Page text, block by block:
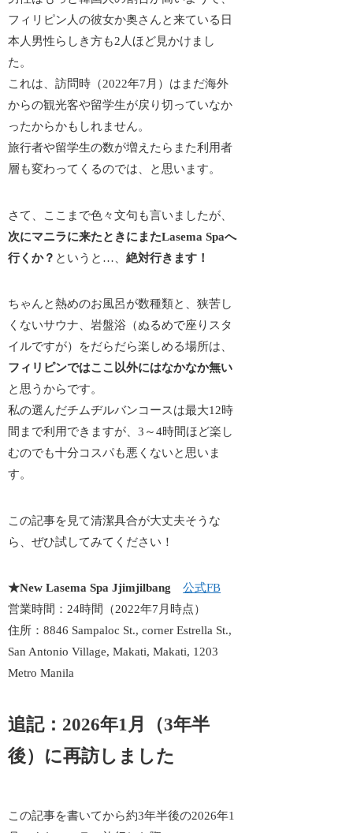
フィリピン人の彼女か奥さんと来ている日
本人男性らしき方も2人ほど見かけまし
た。
これは、訪問時（2022年7月）はまだ海外
からの観光客や留学生が戻り切っていなか
ったからかもしれません。
旅行者や留学生の数が増えたらまた利用者
層も変わってくるのでは、と思います。
さて、ここまで色々文句も言いましたが、
次にマニラに来たときにまたLasema Spaへ
行くか？ というと…、絶対行きます！
ちゃんと熱めのお風呂が数種類と、狭苦し
くないサウナ、岩盤浴（ぬるめで座りスタ
イルですが）をだらだら楽しめる場所は、
フィリピンではここ以外にはなかなか無い
と思うからです。
私の選んだチムヂルバンコースは最大12時
間まで利用できますが、3～4時間ほど楽し
むのでも十分コスパも悪くないと思いま
す。
この記事を見て清潔具合が大丈夫そうな
ら、ぜひ試してみてください！
★New Lasema Spa Jjimjilbang
公式FB
営業時間：24時間（2022年7月時点）
住所：8846 Sampaloc St., corner Estrella St.,
San Antonio Village, Makati, Makati, 1203
Metro Manila
追記：2026年1月（3年半
後）に再訪しました
この記事を書いてから約3年半後の2026年1